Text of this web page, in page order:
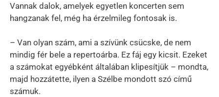
Vannak dalok, amelyek egyetlen koncerten sem
hangzanak fel, még ha érzelmileg fontosak is.
– Van olyan szám, ami a szívünk csücske, de nem
mindig fér bele a repertoárba. Ez fáj egy kicsit. Ezeket
a számokat egyébként általában klipesítjük – mondta,
majd hozzátette, ilyen a Szélbe mondott szó című
számuk.